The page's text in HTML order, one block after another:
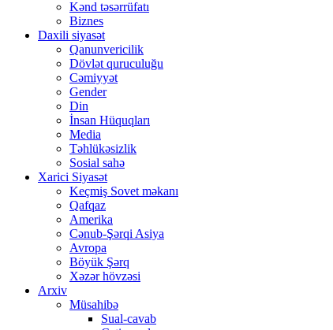
Kənd təsərrüfatı
Biznes
Daxili siyasət
Qanunvericilik
Dövlət quruculuğu
Cəmiyyət
Gender
Din
İnsan Hüquqları
Media
Təhlükəsizlik
Sosial sahə
Xarici Siyasət
Keçmiş Sovet məkanı
Qafqaz
Amerika
Cənub-Şərqi Asiya
Avropa
Böyük Şərq
Xəzər hövzəsi
Arxiv
Müsahibə
Sual-cavab